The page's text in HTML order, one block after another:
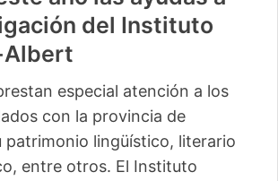
del Instituto
Albert
especial atención a los
con la provincia de
patrimonio lingüístico, literario
entre otros. El Instituto